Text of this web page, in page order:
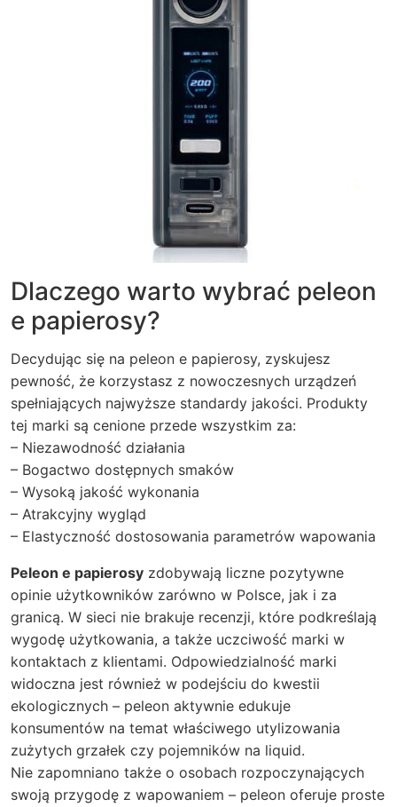
Dlaczego warto wybrać peleon
e papierosy?
Decydując się na peleon e papierosy, zyskujesz
pewność, że korzystasz z nowoczesnych urządzeń
spełniających najwyższe standardy jakości. Produkty
tej marki są cenione przede wszystkim za:
– Niezawodność działania
– Bogactwo dostępnych smaków
– Wysoką jakość wykonania
– Atrakcyjny wygląd
– Elastyczność dostosowania parametrów wapowania
Peleon e papierosy zdobywają liczne pozytywne
opinie użytkowników zarówno w Polsce, jak i za
granicą. W sieci nie brakuje recenzji, które podkreślają
wygodę użytkowania, a także uczciwość marki w
kontaktach z klientami. Odpowiedzialność marki
widoczna jest również w podejściu do kwestii
ekologicznych – peleon aktywnie edukuje
konsumentów na temat właściwego utylizowania
zużytych grzałek czy pojemników na liquid.
Nie zapomniano także o osobach rozpoczynających
swoją przygodę z wapowaniem – peleon oferuje proste